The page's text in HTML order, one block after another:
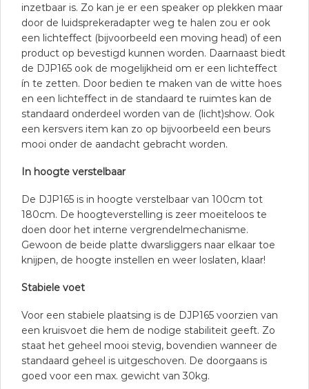
inzetbaar is. Zo kan je er een speaker op plekken maar
door de luidsprekeradapter weg te halen zou er ook
een lichteffect (bijvoorbeeld een moving head) of een
product op bevestigd kunnen worden. Daarnaast biedt
de DJP165 ook de mogelijkheid om er een lichteffect
ín te zetten. Door bedien te maken van de witte hoes
en een lichteffect in de standaard te ruimtes kan de
standaard onderdeel worden van de (licht)show. Ook
een kersvers item kan zo op bijvoorbeeld een beurs
mooi onder de aandacht gebracht worden.
In hoogte verstelbaar
De DJP165 is in hoogte verstelbaar van 100cm tot
180cm. De hoogteverstelling is zeer moeiteloos te
doen door het interne vergrendelmechanisme.
Gewoon de beide platte dwarsliggers naar elkaar toe
knijpen, de hoogte instellen en weer loslaten, klaar!
Stabiele voet
Voor een stabiele plaatsing is de DJP165 voorzien van
een kruisvoet die hem de nodige stabiliteit geeft. Zo
staat het geheel mooi stevig, bovendien wanneer de
standaard geheel is uitgeschoven. De doorgaans is
goed voor een max. gewicht van 30kg.